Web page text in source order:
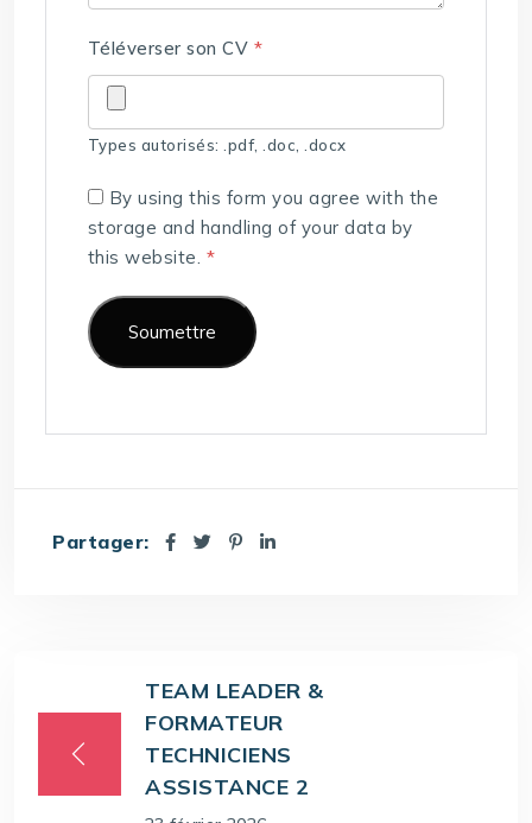
Téléverser son CV *
Types autorisés: .pdf, .doc, .docx
By using this form you agree with the
storage and handling of your data by
this website. *
Partager:
TEAM LEADER &
FORMATEUR
TECHNICIENS
ASSISTANCE 2